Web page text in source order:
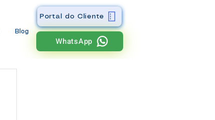
Blog
Portal do Cliente
WhatsApp